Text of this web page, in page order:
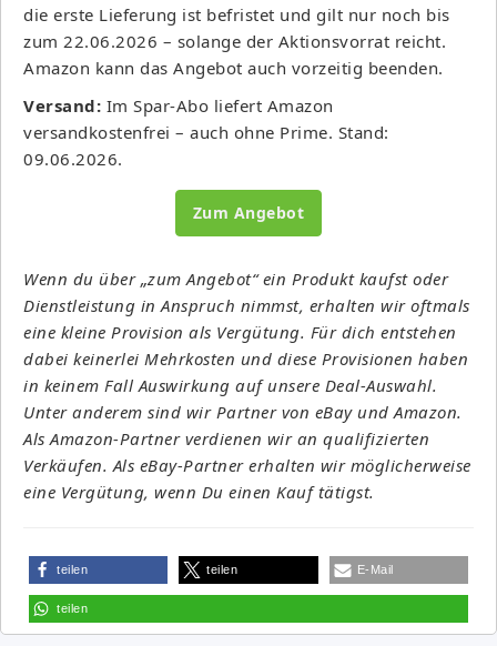
die erste Lieferung ist befristet und gilt nur noch bis
zum 22.06.2026 – solange der Aktionsvorrat reicht.
Amazon kann das Angebot auch vorzeitig beenden.
Versand: Im Spar-Abo liefert Amazon
versandkostenfrei – auch ohne Prime. Stand:
09.06.2026.
Zum Angebot
Wenn du über „zum Angebot“ ein Produkt kaufst oder
Dienstleistung in Anspruch nimmst, erhalten wir oftmals
eine kleine Provision als Vergütung. Für dich entstehen
dabei keinerlei Mehrkosten und diese Provisionen haben
in keinem Fall Auswirkung auf unsere Deal-Auswahl.
Unter anderem sind wir Partner von eBay und Amazon.
Als Amazon-Partner verdienen wir an qualifizierten
Verkäufen. Als eBay-Partner erhalten wir möglicherweise
eine Vergütung, wenn Du einen Kauf tätigst.
teilen teilen E-Mail
teilen